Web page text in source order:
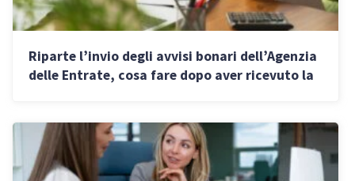
Riparte l’invio degli avvisi bonari dell’Agenzia
delle Entrate, cosa fare dopo aver ricevuto la